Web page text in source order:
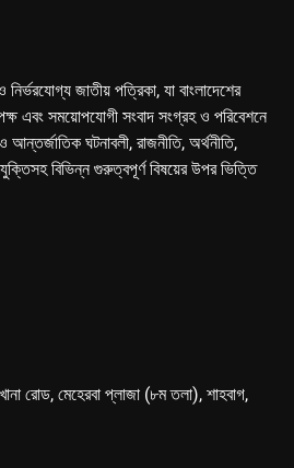
জাতীয় পত্রিকা, যা বাংলাদেশের
এবং সময়োপযোগী সংবাদ সংগ্রহ ও পরিবেশনে
আন্তর্জাতিক ঘটনাবলী, রাজনীতি, অর্থনীতি,
বিভিন্ন গুরুত্বপূর্ণ বিষয়ের উপর ভিত্তি
রোড, মেহেরবা প্লাজা (৮ম তলা), শাহবাগ,